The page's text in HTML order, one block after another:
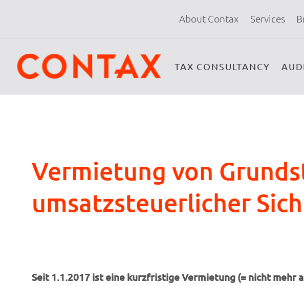
About Contax Services
TAX CONSULTANCY
Vermietung von
umsatzsteuerlicher
Seit 1.1.2017 ist eine kurzfristige Vermietung (= nicht mehr